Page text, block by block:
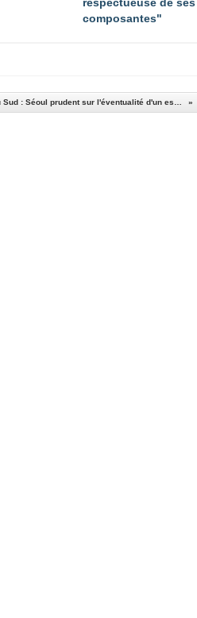
composantes"